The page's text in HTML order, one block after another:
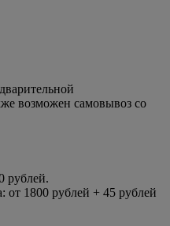
возможен самовывоз со
рублей.
от 1800 рублей + 45 рублей